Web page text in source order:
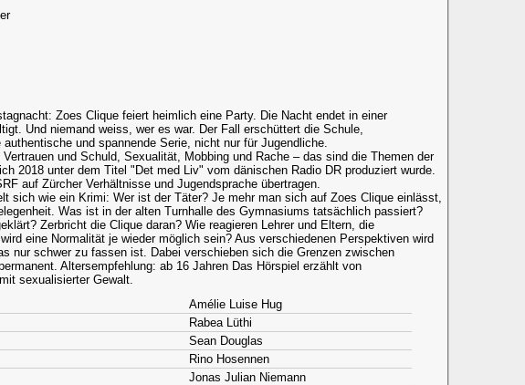
Zoes Clique feiert heimlich eine Party. Die Nacht endet in einer
Und niemand weiss, wer es war. Der Fall erschüttert die Schule,
und spannende Serie, nicht nur für Jugendliche.
und Schuld, Sexualität, Mobbing und Rache – das sind die Themen der
2018 unter dem Titel "Det med Liv" vom dänischen Radio DR produziert wurde.
auf Zürcher Verhältnisse und Jugendsprache übertragen.
sich wie ein Krimi: Wer ist der Täter? Je mehr man sich auf Zoes Clique einlässt,
Was ist in der alten Turnhalle des Gymnasiums tatsächlich passiert?
Zerbricht die Clique daran? Wie reagieren Lehrer und Eltern, die
eine Normalität je wieder möglich sein? Aus verschiedenen Perspektiven wird
nur schwer zu fassen ist. Dabei verschieben sich die Grenzen zwischen
Altersempfehlung: ab 16 Jahren Das Hörspiel erzählt von
sexualisierter Gewalt.
Amélie Luise Hug
Rabea Lüthi
Sean Douglas
Rino Hosennen
Jonas Julian Niemann